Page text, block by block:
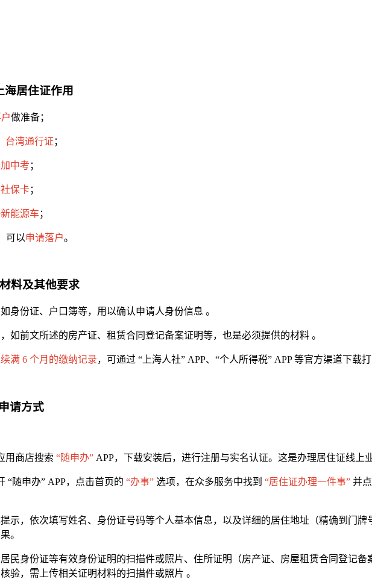
海居住证作用
做准备；
台湾通行证 ；
中考 ；
保卡；
新能源车 ；
可以申请落户。
料及其他要求
身份证、户口簿等，用以确认申请人身份信息 。
如前文所述的房产证、租赁合同登记备案证明等，也是必须提供的材料 。
满 6 个月的缴纳记录，可通过 “上海人社” APP、“个人所得税” APP 等官方渠道下载
请方式
用商店搜索 “随申办” APP，下载安装后，进行注册与实名认证。这是办理居住证线上
“随申办” APP，点击首页的 “办事” 选项，在众多服务中找到 “居住证办理一件事” 并
示，依次填写姓名、身份证号码等个人基本信息，以及详细的居住地址（精确到门
。
民身份证等有效身份证明的扫描件或照片、住所证明（房产证、房屋租赁合同登记
验，需上传相关证明材料的扫描件或照片 。